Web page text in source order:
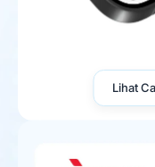
Lihat